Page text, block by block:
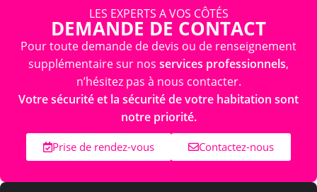
LES EXPERTS A VOS CÔTÉS
DEMANDE DE CONTACT
Pour toute demande de devis ou de renseignement
supplémentaire sur nos services professionnels,
n’hésitez pas à nous contacter.
Votre sécurité et la sécurité de votre habitation sont
notre priorité.
Prise de rendez-vous Contactez-nous